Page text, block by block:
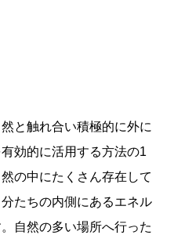
と触れ合い積極的に外に
効的に活用する方法の1
の中にたくさん存在して
たちの内側にあるエネル
自然の多い場所へ行った